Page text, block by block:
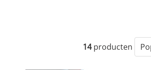
kennis en inspiratie. Waar
van de scene vastleggen, duiken
14producten